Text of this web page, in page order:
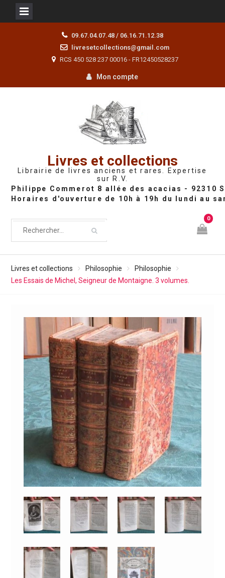
09.67.04.07.48 / 06.16.71.12.38
livresetcollections@gmail.com
RCS 450 528 237 00016 - FR12450528237
Mon compte
Livres et collections
Librairie de livres anciens et rares. Expertise
sur R.V.
0
Livres et collections Philosophie
Philosophie
Les Essais de Michel, Seigneur de Montaigne. 3 volumes.